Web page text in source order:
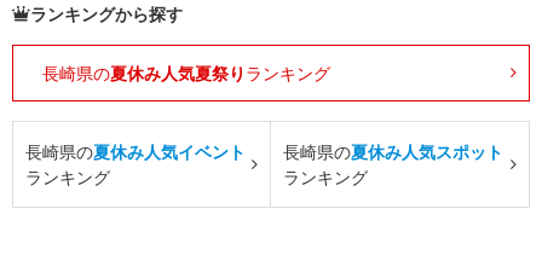
ランキングから探す
長崎県の夏休み人気夏祭り ランキング
長崎県の夏休み人気イベント
ランキング
長崎県の夏休み人気スポット
ランキング